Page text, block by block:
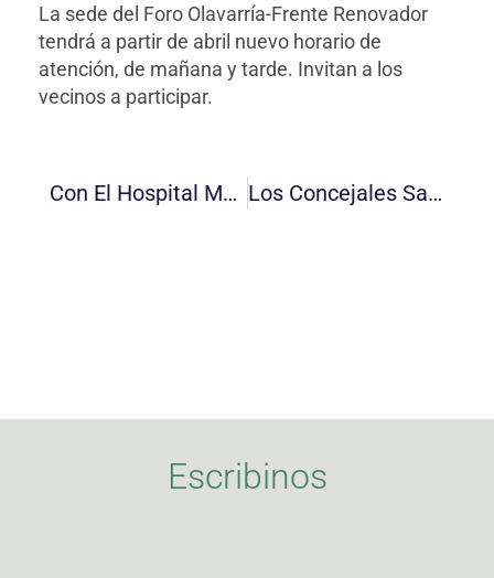
La sede del Foro Olavarría-Frente Renovador
tendrá a partir de abril nuevo horario de
atención, de mañana y tarde. Invitan a los
vecinos a participar.
Con El Hospital Municipal De Fondo, Eduardo Rodríguez Cerró Su Campaña Con Su Compromiso Con La Salúd Pública Los Concejales Sarachu Y Wesner Entregaron Reconocimiento Del HCD A La “Casa De Cultura Y Turismo” De Loma Negra
Escribinos